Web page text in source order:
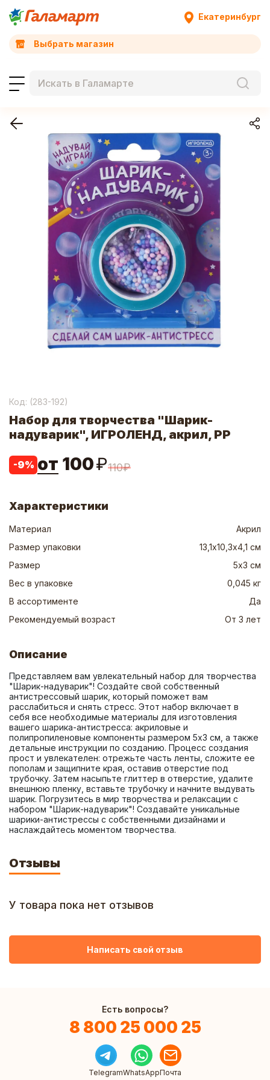
Екатеринбург
Выбрать магазин
Код: (283-192)
Набор для творчества "Шарик-
надуварик", ИГРОЛЕНД, акрил, PP
-9% от 100₽110₽
Характеристики
Материал
Акрил
Размер упаковки
13,1х10,3х4,1 см
Размер
5х3 см
Вес в упаковке
0,045 кг
В ассортименте
Да
Рекомендуемый возраст
От 3 лет
Описание
Представляем вам увлекательный набор для творчества
"Шарик-надуварик"! Создайте свой собственный
антистрессовый шарик, который поможет вам
расслабиться и снять стресс. Этот набор включает в
себя все необходимые материалы для изготовления
вашего шарика-антистресса: акриловые и
полипропиленовые компоненты размером 5х3 см, а также
детальные инструкции по созданию. Процесс создания
прост и увлекателен: отрежьте часть ленты, сложите ее
пополам и защипните края, оставив отверстие под
трубочку. Затем насыпьте глиттер в отверстие, удалите
внешнюю пленку, вставьте трубочку и начните выдувать
шарик. Погрузитесь в мир творчества и релаксации с
набором "Шарик-надуварик"! Создавайте уникальные
шарики-антистрессы с собственными дизайнами и
наслаждайтесь моментом творчества.
Отзывы
У товара пока нет отзывов
Написать свой отзыв
Есть вопросы?
8 800 25 000 25
TelegramWhatsAppПочта